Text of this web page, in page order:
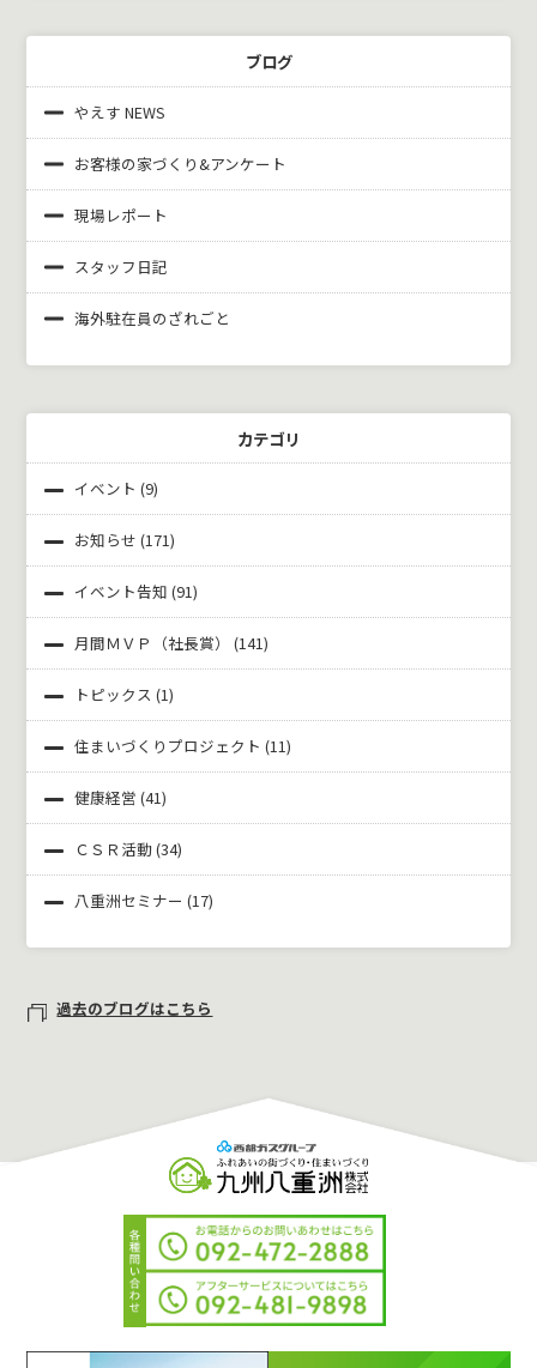
ブログ
やえす NEWS
お客様の家づくり&アンケート
現場レポート
スタッフ日記
海外駐在員のざれごと
カテゴリ
イベント (9)
お知らせ (171)
イベント告知 (91)
月間ＭＶＰ（社長賞） (141)
トピックス (1)
住まいづくりプロジェクト (11)
健康経営 (41)
ＣＳＲ活動(34)
八重洲セミナー (17)
過去のブログはこちら